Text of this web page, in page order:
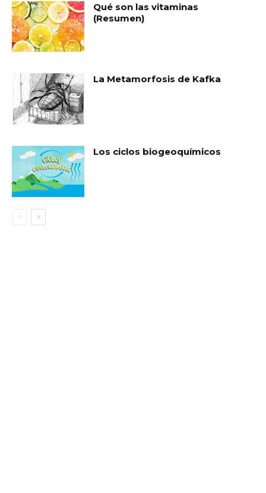
Qué son las vitaminas
(Resumen)
La Metamorfosis de Kafka
Los ciclos biogeoquímicos